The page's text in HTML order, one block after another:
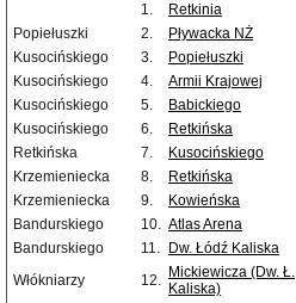
1.
Retkinia
Popiełuszki
2. Pływacka NŻ
Kusocińskiego
3. Popiełuszki
Kusocińskiego
4. Armii Krajowej
Kusocińskiego
5. Babickiego
Kusocińskiego
6. Retkińska
Retkińska
7. Kusocińskiego
Krzemieniecka
8. Retkińska
Krzemieniecka
9. Kowieńska
Bandurskiego
10. Atlas Arena
Bandurskiego
11. Dw. Łódź Kaliska
Włókniarzy
12. Mickiewicza (Dw. Ł.
Kaliska)